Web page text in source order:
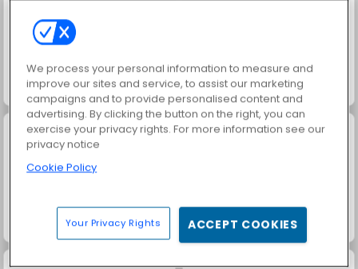
Jewel Garden Story Juice Merge
Grand Mahjong Connect Masha and the Bear: Meadows
We process your personal information to measure and
improve our sites and service, to assist our marketing
campaigns and to provide personalised content and
advertising. By clicking the button on the right, you can
exercise your privacy rights. For more information see our
privacy notice
Cookie Policy
Your Privacy Rights ACCEPT COOKIES